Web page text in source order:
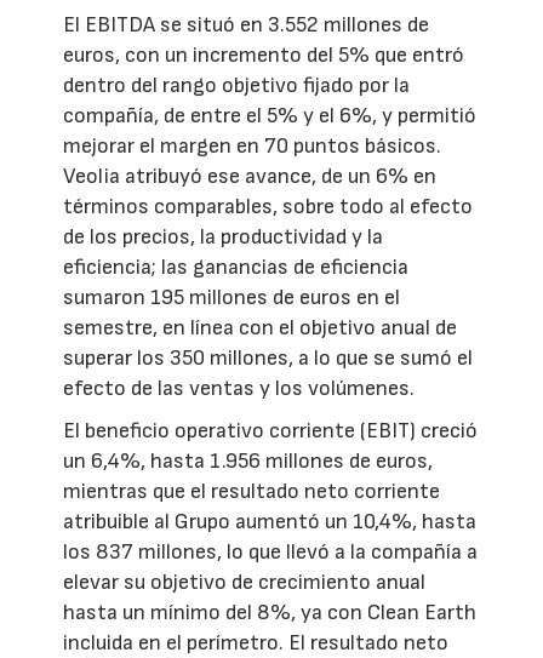
El EBITDA se situó en 3.552 millones de
euros, con un incremento del 5% que entró
dentro del rango objetivo fijado por la
compañía, de entre el 5% y el 6%, y permitió
mejorar el margen en 70 puntos básicos.
Veolia atribuyó ese avance, de un 6% en
términos comparables, sobre todo al efecto
de los precios, la productividad y la
eficiencia; las ganancias de eficiencia
sumaron 195 millones de euros en el
semestre, en línea con el objetivo anual de
superar los 350 millones, a lo que se sumó el
efecto de las ventas y los volúmenes.
El beneficio operativo corriente (EBIT) creció
un 6,4%, hasta 1.956 millones de euros,
mientras que el resultado neto corriente
atribuible al Grupo aumentó un 10,4%, hasta
los 837 millones, lo que llevó a la compañía a
elevar su objetivo de crecimiento anual
hasta un mínimo del 8%, ya con Clean Earth
incluida en el perímetro. El resultado neto